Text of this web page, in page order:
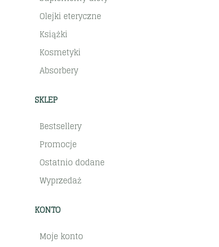
Olejki eteryczne
Książki
Kosmetyki
Absorbery
SKLEP
Bestsellery
Promocje
Ostatnio dodane
Wyprzedaż
KONTO
Moje konto